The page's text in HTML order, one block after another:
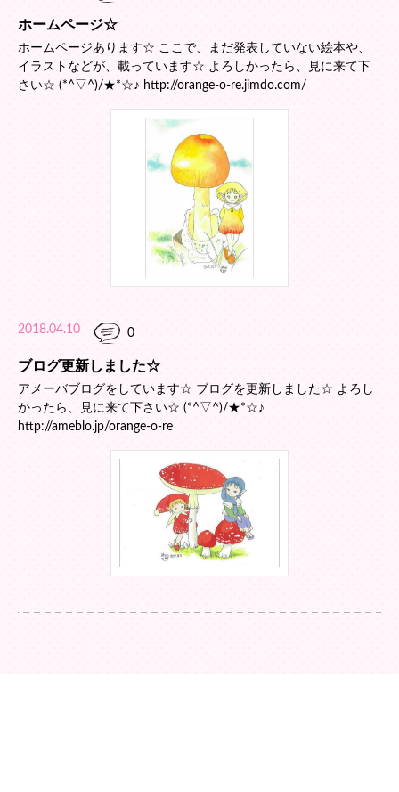
ホームページ☆
ホームページあります☆ ここで、まだ発表していない絵本や、
イラストなどが、載っています☆ よろしかったら、見に来て下
さい☆ (*^▽^)/★*☆♪ http://orange-o-re.jimdo.com/
2018.04.10 0
ブログ更新しました☆
アメーバブログをしています☆ ブログを更新しました☆ よろし
かったら、見に来て下さい☆ (*^▽^)/★*☆♪
http://ameblo.jp/orange-o-re